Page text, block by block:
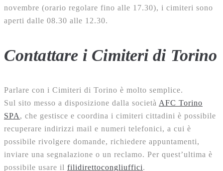
novembre (orario regolare fino alle 17.30), i cimiteri sono
aperti dalle 08.30 alle 12.30.
Contattare i Cimiteri di Torino
Parlare con i Cimiteri di Torino è molto semplice.
Sul sito messo a disposizione dalla società AFC Torino
SPA , che gestisce e coordina i cimiteri cittadini è possibile
recuperare indirizzi mail e numeri telefonici, a cui è
possibile rivolgere domande, richiedere appuntamenti,
inviare una segnalazione o un reclamo. Per quest’ultima è
possibile usare il filidirettocongliuffici.